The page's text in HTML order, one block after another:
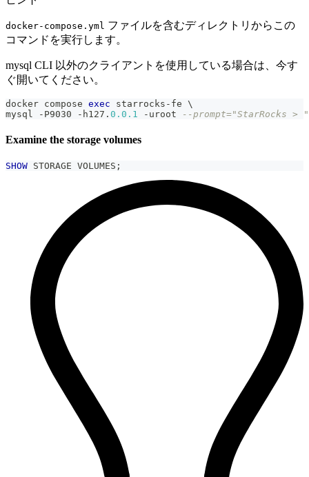
docker-compose.yml ファイルを含むディレクトリからこの
コマンドを実行します。
mysql CLI 以外のクライアントを使用している場合は、今す
ぐ開いてください。
docker compose exec starrocks - fe \
mysql
- P9030 - h127 . 0.0 .1 - uroot --prompt="StarRocks > "
Examine the storage volumes
SHOW STORAGE VOLUMES ;